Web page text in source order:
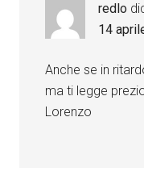
redlo
14
Anche se in
ma ti legge
Lorenzo